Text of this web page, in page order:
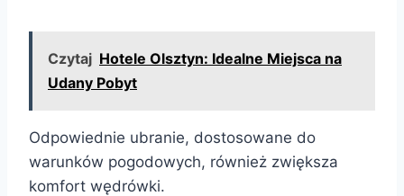
Czytaj Hotele Olsztyn: Idealne Miejsca na
Udany Pobyt
Odpowiednie ubranie, dostosowane do
warunków pogodowych, również zwiększa
komfort wędrówki.